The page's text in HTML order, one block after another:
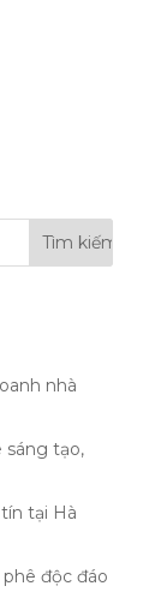
nhà
sáng tạo,
tại Hà
độc đáo